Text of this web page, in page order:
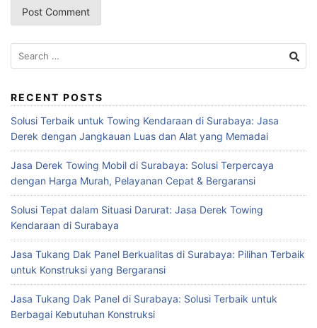
Search
for:
RECENT POSTS
Solusi Terbaik untuk Towing Kendaraan di Surabaya: Jasa
Derek dengan Jangkauan Luas dan Alat yang Memadai
Jasa Derek Towing Mobil di Surabaya: Solusi Terpercaya
dengan Harga Murah, Pelayanan Cepat & Bergaransi
Solusi Tepat dalam Situasi Darurat: Jasa Derek Towing
Kendaraan di Surabaya
Jasa Tukang Dak Panel Berkualitas di Surabaya: Pilihan Terbaik
untuk Konstruksi yang Bergaransi
Jasa Tukang Dak Panel di Surabaya: Solusi Terbaik untuk
Berbagai Kebutuhan Konstruksi